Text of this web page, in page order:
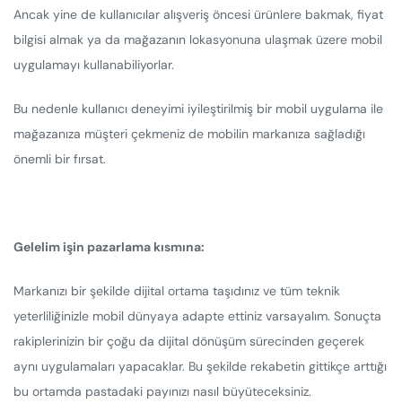
Ancak yine de kullanıcılar alışveriş öncesi ürünlere bakmak, fiyat
bilgisi almak ya da mağazanın lokasyonuna ulaşmak üzere mobil
uygulamayı kullanabiliyorlar.
Bu nedenle kullanıcı deneyimi iyileştirilmiş bir mobil uygulama ile
mağazanıza müşteri çekmeniz de mobilin markanıza sağladığı
önemli bir fırsat.
Gelelim işin pazarlama kısmına:
Markanızı bir şekilde dijital ortama taşıdınız ve tüm teknik
yeterliliğinizle mobil dünyaya adapte ettiniz varsayalım. Sonuçta
rakiplerinizin bir çoğu da dijital dönüşüm sürecinden geçerek
aynı uygulamaları yapacaklar. Bu şekilde rekabetin gittikçe arttığı
bu ortamda pastadaki payınızı nasıl büyüteceksiniz.